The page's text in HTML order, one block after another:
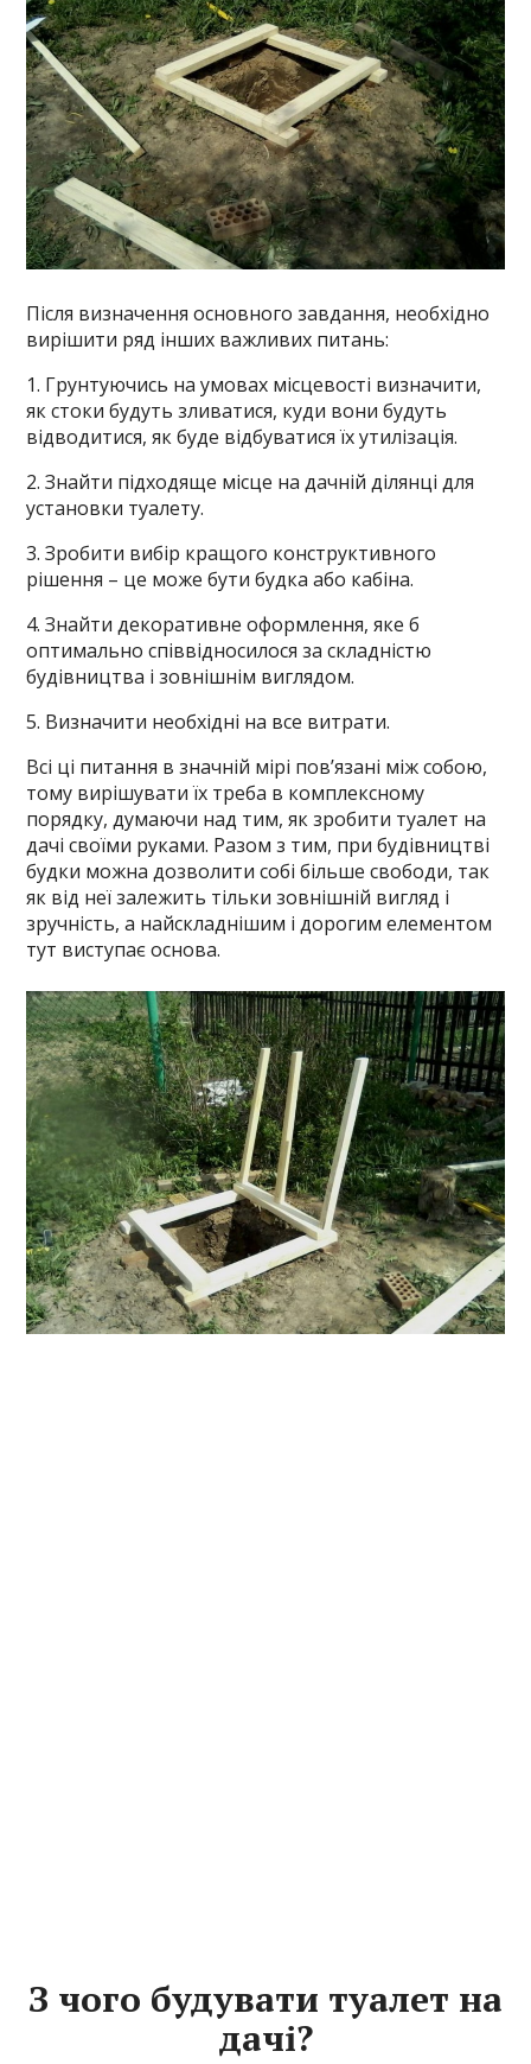
Після визначення основного завдання, необхідно
вирішити ряд інших важливих питань:
1. Грунтуючись на умовах місцевості визначити,
як стоки будуть зливатися, куди вони будуть
відводитися, як буде відбуватися їх утилізація.
2. Знайти підходяще місце на дачній ділянці для
установки туалету.
3. Зробити вибір кращого конструктивного
рішення – це може бути будка або кабіна.
4. Знайти декоративне оформлення, яке б
оптимально співвідносилося за складністю
будівництва і зовнішнім виглядом.
5. Визначити необхідні на все витрати.
Всі ці питання в значній мірі пов’язані між собою,
тому вирішувати їх треба в комплексному
порядку, думаючи над тим, як зробити туалет на
дачі своїми руками. Разом з тим, при будівництві
будки можна дозволити собі більше свободи, так
як від неї залежить тільки зовнішній вигляд і
зручність, а найскладнішим і дорогим елементом
тут виступає основа.
З чого будувати туалет на
дачі?